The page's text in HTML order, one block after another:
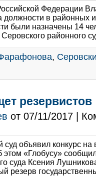
Федерации
должности в районных и
были назначены 14
районного
,
резервистов
от 07/11/2017 |
объявил конкурс на
«Глобусу»
суда Ксения
резерв